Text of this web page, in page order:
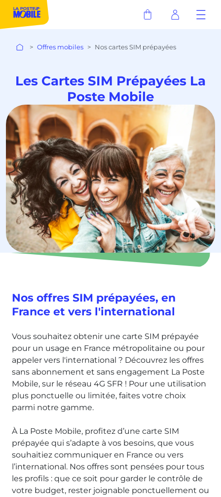
Offres mobiles Nos cartes SIM prépayées
Les Cartes SIM Prépayées La
Poste Mobile
Nos offres SIM prépayées, en
France et vers l'international
Vous souhaitez obtenir une carte SIM prépayée
pour un usage en France métropolitaine ou pour
appeler vers l'international ? Découvrez les offres
sans abonnement et sans engagement La Poste
Mobile, sur le réseau 4G SFR ! Pour une utilisation
plus ponctuelle ou limitée, faites votre choix
parmi notre gamme.
À La Poste Mobile, profitez d’une carte SIM
prépayée qui s’adapte à vos besoins, que vous
souhaitiez communiquer en France ou vers
l’international. Nos offres sont pensées pour tous
les profils : que ce soit pour garder le contrôle de
votre budget, rester joignable ponctuellement ou